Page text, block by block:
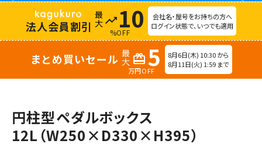
法人会員割引 trending_up 10
%OFF
会社名・屋号をお持ちの方へ
ログイン状態で、いつでも適用
まとめ買いセール redeem 5
万円OFF
8月6日(木) 10:30 から
8月11日(火) 1:59 まで
円柱型ペダルボックス
12L（W250×D330×H395）